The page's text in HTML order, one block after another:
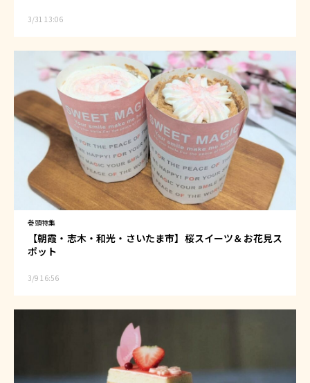
3/31 13:06
巻頭特集
【朝霞・志木・和光・さいたま市】桜スイーツ＆お花見ス
ポット
3/9 16:56